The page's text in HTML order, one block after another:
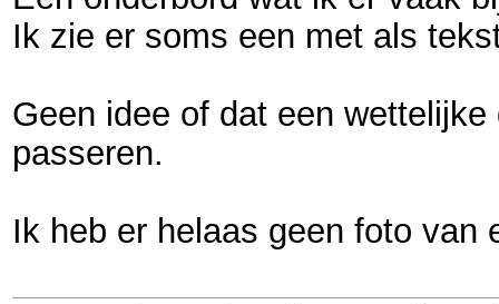
Ik zie er soms een met als
Geen idee of dat een
passeren.
Ik heb er helaas geen foto van